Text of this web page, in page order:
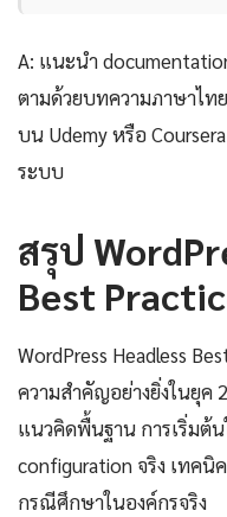
A: แนะนำ
ตามด้วยบทความภาษาไท
บน Udemy หรือ
ระบบ
สรุป
Best
WordPress Headless
ความสำคัญอย่างยิ่งในยุค
แนวคิดพื้นฐาน การเริ่มต้
configuration จริง เทคนิ
กรณีศึกษาในองค์กรจริง